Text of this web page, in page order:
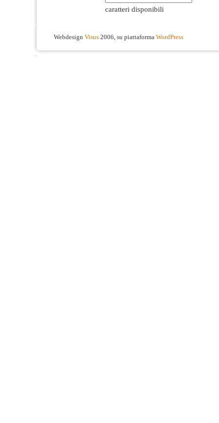
caratteri disponibili
Webdesign Visus 2006, su piattaforma WordPress